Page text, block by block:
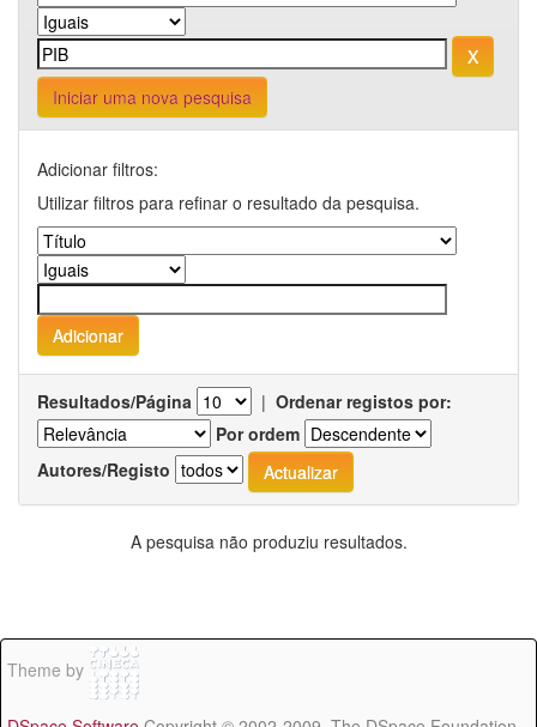
Iniciar uma nova pesquisa
Adicionar filtros:
Utilizar filtros para refinar o resultado da pesquisa.
Resultados/Página | Ordenar registos por:
Por ordem
Autores/Registo
A pesquisa não produziu resultados.
Theme by